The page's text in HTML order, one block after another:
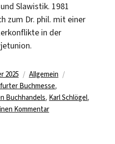
Slawistik. 1981
zum Dr. phil. mit einer
in der
2025 Kategorien
Allgemein
Buchmesse,
Buchhandels, Karl Schlögel,
Kommentarzu